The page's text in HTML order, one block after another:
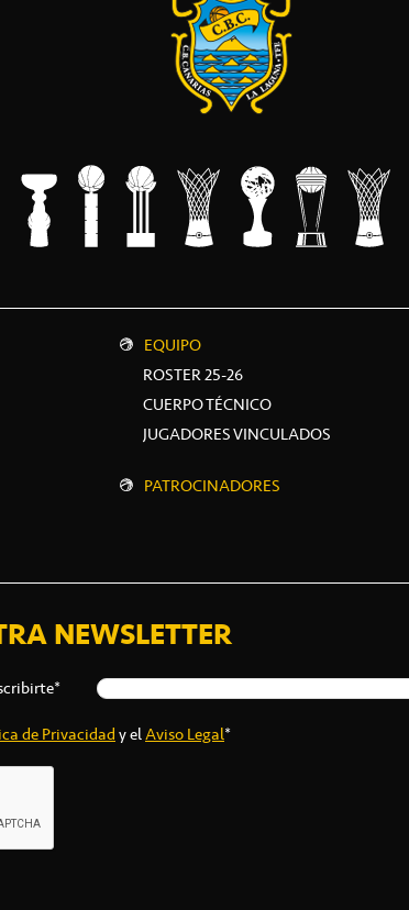
EQUIPO
ROSTER 25-26
CUERPO TÉCNICO
JUGADORES VINCULADOS
PATROCINADORES
NEWSLETTER
de Privacidady elAviso Legal*